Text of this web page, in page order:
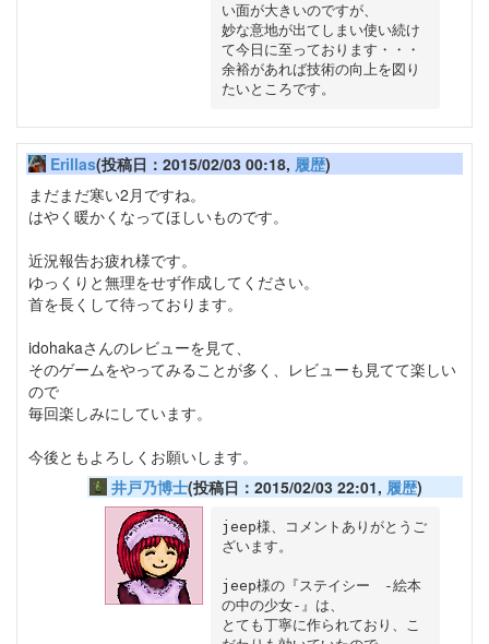
い面が大きいのですが、
妙な意地が出てしまい使い続け
て今日に至っております・・・
余裕があれば技術の向上を図り
Erillas(投稿日：2015/02/03 00:18, 履歴)
まだまだ寒い2月ですね。
はやく暖かくなってほしいものです。
近況報告お疲れ様です。
ゆっくりと無理をせず作成してください。
首を長くして待っております。
idohakaさんのレビューを見て、
そのゲームをやってみることが多く、レビューも見てて楽しい
ので
毎回楽しみにしています。
今後ともよろしくお願いします。
井戸乃博士(投稿日：2015/02/03 22:01, 履歴)
jeep様、コメントありがとうご
ざいます。
jeep様の『ステイシー　‐絵本
の中の少女‐』は、
とても丁寧に作られており、こ